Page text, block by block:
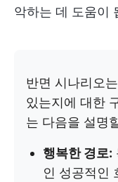
악하는 데 도움이
반면 시나리오
있는지에 대한
는 다음을 설명
행복한 경로:
인 성공적인